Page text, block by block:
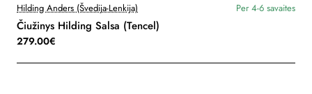
Hilding Anders (Švedija-Lenkija) Per 4-6 savaites
Čiužinys Hilding Salsa (Tencel)
279.00€